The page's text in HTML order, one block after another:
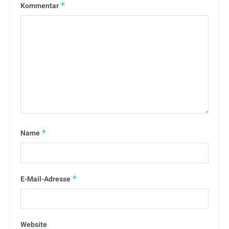
Kommentar *
Name *
E-Mail-Adresse *
Website